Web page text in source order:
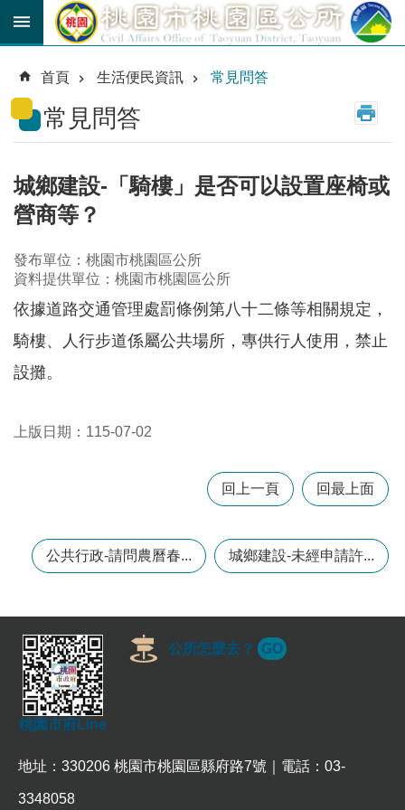
跳到主要內容區塊
育
貼
公
路
線
民
卡
進
階
搜
尋
生
活
便
民
資
訊
機
通
首頁 生活便民資訊 常見問答
常見問答
城鄉建設-「騎樓」是否可以設置座椅或
營商等？
發布單位：桃園市桃園區公所
資料提供單位：桃園市桃園區公所
依據道路交通管理處罰條例第八十二條等相關規定，
騎樓、人行步道係屬公共場所，專供行人使用，禁止
設攤。
上版日期：115-07-02
回上一頁 回最上面
公共行政-請問農曆春... 城鄉建設-未經申請許...
桃園市府Line
公所怎麼去？ GO
地址：330206 桃園市桃園區縣府路7號｜電話：03-
3348058